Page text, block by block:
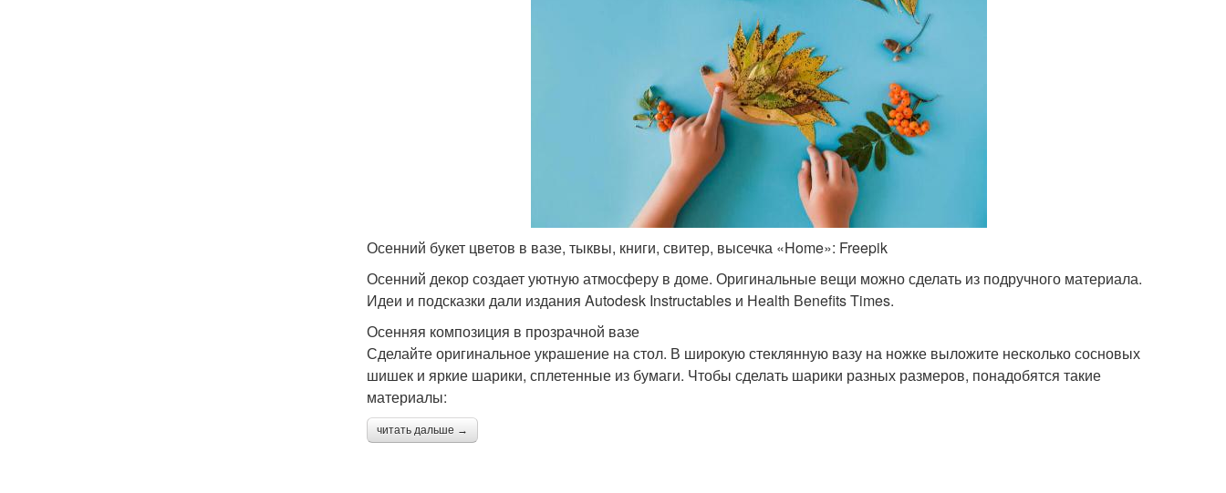
Осенний букет цветов в вазе, тыквы, книги, свитер, высечка «Home»: Freepik
Осенний декор создает уютную атмосферу в доме. Оригинальные вещи можно сделать из подручного материала.
Идеи и подсказки дали издания Autodesk Instructables и Нealth Вenefits Times.
Осенняя композиция в прозрачной вазе
Сделайте оригинальное украшение на стол. В широкую стеклянную вазу на ножке выложите несколько сосновых
шишек и яркие шарики, сплетенные из бумаги. Чтобы сделать шарики разных размеров, понадобятся такие
материалы:
читать дальше →